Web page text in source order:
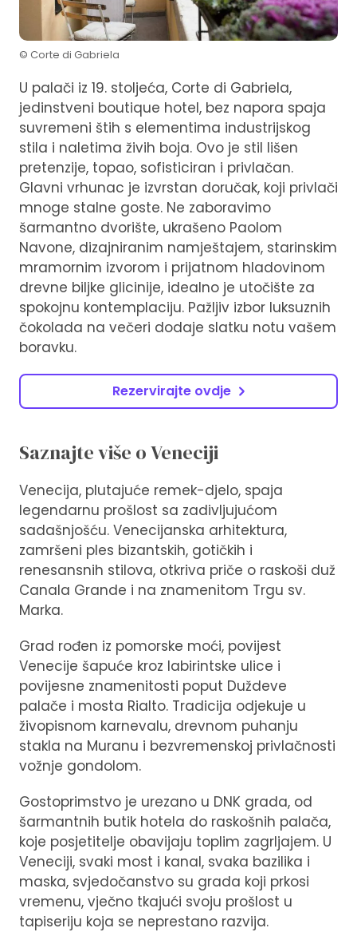
© Corte di Gabriela
U palači iz 19. stoljeća, Corte di Gabriela,
jedinstveni boutique hotel, bez napora spaja
suvremeni štih s elementima industrijskog
stila i naletima živih boja. Ovo je stil lišen
pretenzije, topao, sofisticiran i privlačan.
Glavni vrhunac je izvrstan doručak, koji privlači
mnoge stalne goste. Ne zaboravimo
šarmantno dvorište, ukrašeno Paolom
Navone, dizajniranim namještajem, starinskim
mramornim izvorom i prijatnom hladovinom
drevne biljke glicinije, idealno je utočište za
spokojnu kontemplaciju. Pažljiv izbor luksuznih
čokolada na večeri dodaje slatku notu vašem
boravku.
Rezervirajte ovdje
Saznajte više o Veneciji
Venecija, plutajuće remek-djelo, spaja
legendarnu prošlost sa zadivljujućom
sadašnjošću. Venecijanska arhitektura,
zamršeni ples bizantskih, gotičkih i
renesansnih stilova, otkriva priče o raskoši duž
Canala Grande i na znamenitom Trgu sv.
Marka.
Grad rođen iz pomorske moći, povijest
Venecije šapuće kroz labirintske ulice i
povijesne znamenitosti poput Duždeve
palače i mosta Rialto. Tradicija odjekuje u
živopisnom karnevalu, drevnom puhanju
stakla na Muranu i bezvremenskoj privlačnosti
vožnje gondolom.
Gostoprimstvo je urezano u DNK grada, od
šarmantnih butik hotela do raskošnih palača,
koje posjetitelje obavijaju toplim zagrljajem. U
Veneciji, svaki most i kanal, svaka bazilika i
maska, svjedočanstvo su grada koji prkosi
vremenu, vječno tkajući svoju prošlost u
tapiseriju koja se neprestano razvija.